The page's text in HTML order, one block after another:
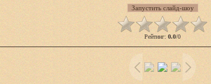
Рейтинг: 0.0/0